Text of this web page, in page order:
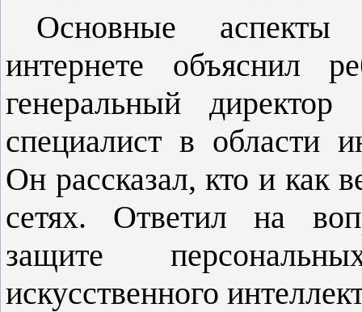
Основные аспекты
интернете объяснил
генеральный
специалист в области
Он рассказал, кто и как
сетях. Ответил на
защите
искусственного